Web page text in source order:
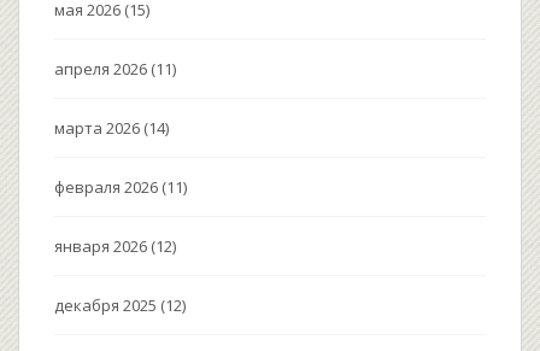
мая 2026 (15)
апреля 2026 (11)
марта 2026 (14)
февраля 2026 (11)
января 2026 (12)
декабря 2025 (12)